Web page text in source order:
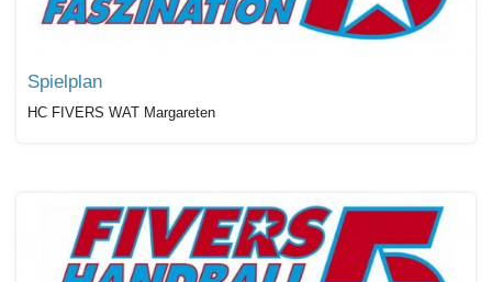
Spielplan
HC FIVERS WAT Margareten